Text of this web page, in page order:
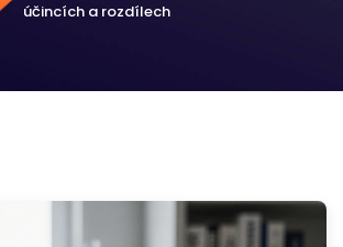
účincích a rozdílech